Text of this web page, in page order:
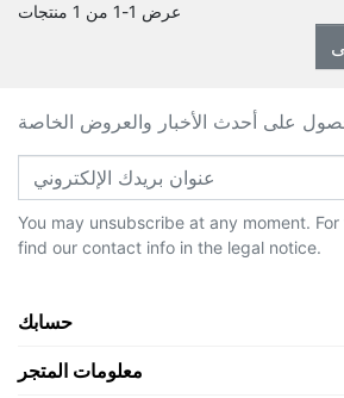
عرض 1-1 من 1 منتجات
على أحدث الأخبار والعروض الخاصة
You may unsubscribe at any moment.
find our contact info in the legal notice.
حسابك
معلومات المتجر